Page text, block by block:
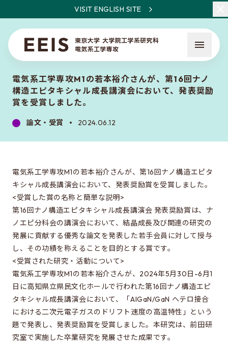
VISIT ENGLISH SITE
ニュース
入試について
修士特別口述試験
入試説明会
入試案内書 / 出願サイトでの提出が必要な書類（入試
案内書、修論/博論研究課題内容、成績集計表）
試験科目に関する情報
大学院入試のQ&A
電気系工学専攻M1の若本裕介さんが、第16回ナノ
構造エピタキシャル成長講演会において、発表奨励
賞を受賞しました。
論文・受賞 2024.06.12
電気系工学専攻M1の若本裕介さんが、第16回ナノ構造エピタ
キシャル成長講演会において、発表奨励賞を受賞しました。
<受賞した賞の名称と簡単な説明>
第16回ナノ構造エピタキシャル成長講演会 発表奨励賞は、ナ
ノエピ分科会の講演会において、結晶成長及び関連の研究の
発展に貢献する優秀な論文を発表した若手会員に対して授与
し、その功績を称えることを目的とする賞です。
<受賞された研究・活動について>
電気系工学専攻M1の若本裕介さんが、2024年5月30日-6月1
日に高知県立県民文化ホールで行われた第16回ナノ構造エピ
タキシャル成長講演会において、「AlGaN/GaN ヘテロ接合
における二次元電子ガスのドリフト速度の高温特性」という
題で発表し、発表奨励賞を受賞しました。本研究は、前田研
究室で実施した卒業研究を発展させた成果です。